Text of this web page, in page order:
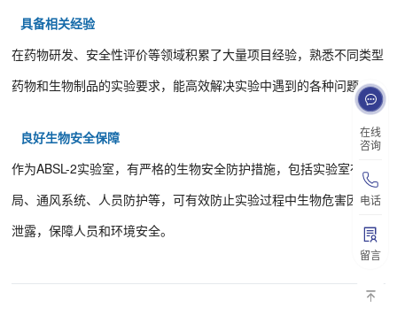
在线
咨询
电话
留言
具备相关经验
在药物研发、安全性评价等领域积累了大量项目经验，熟悉不同类型
药物和生物制品的实验要求，能高效解决实验中遇到的各种问题。
良好生物安全保障
作为ABSL-2实验室，有严格的生物安全防护措施，包括实验室布
局、通风系统、人员防护等，可有效防止实验过程中生物危害因子的
泄露，保障人员和环境安全。